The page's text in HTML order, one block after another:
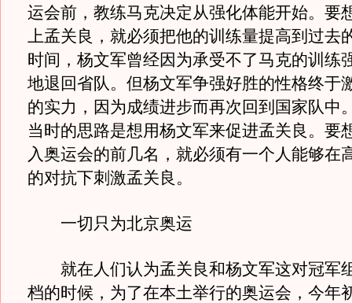
运会前，教练马克决定从强化体能开始。要
上孟关良，就必须把他的训练量提高到过去
时间，杨文军曾经因为承受不了马克的训练
地退回省队。但杨文军争强好胜的性格终于
的实力，因为成绩进步而再次回到国家队中
当时的思路是想用杨文军来促进孟关良。要
入奥运会的前几名，就必须有一个人能够在
的对抗下刺激孟关良。
一切只为北京奥运
就在人们认为孟关良和杨文军这对冠军
档的时候，为了在本土举行的奥运会，今年